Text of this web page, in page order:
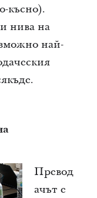
късно).
нива на
най-
Превод
ачът е